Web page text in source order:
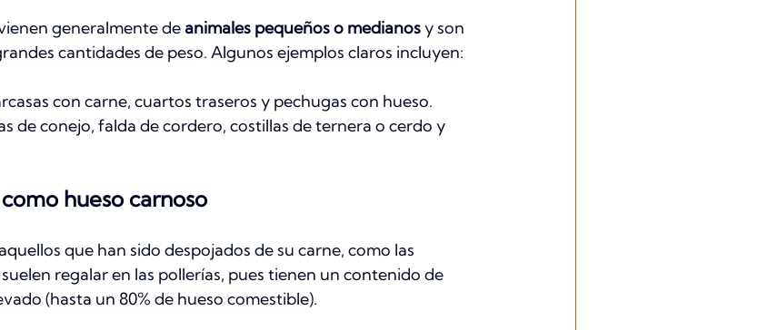
generalmente de animales pequeños o medianos y son
cantidades de peso. Algunos ejemplos claros incluyen:
con carne, cuartos traseros y pechugas con hueso.
de conejo, falda de cordero, costillas de ternera o cerdo y
hueso carnoso
aquellos que han sido despojados de su carne, como las
regalar en las pollerías, pues tienen un contenido de
(hasta un 80% de hueso comestible).